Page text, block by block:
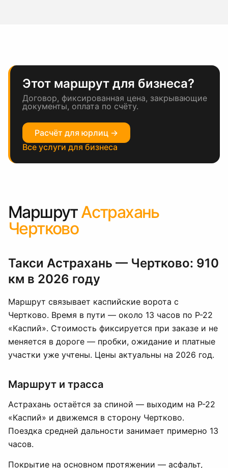
Этот маршрут для бизнеса?
Договор, фиксированная цена, закрывающие
документы, оплата по счёту.
Расчёт для юрлиц →
Все услуги для бизнеса
МаршрутАстрахань
Чертково
Такси Астрахань — Чертково: 910
км в 2026 году
Маршрут связывает каспийские ворота с
Чертково. Время в пути — около 13 часов по Р-22
«Каспий». Стоимость фиксируется при заказе и не
меняется в дороге — пробки, ожидание и платные
участки уже учтены. Цены актуальны на 2026 год.
Маршрут и трасса
Астрахань остаётся за спиной — выходим на Р-22
«Каспий» и движемся в сторону Чертково.
Поездка средней дальности занимает примерно 13
часов.
Покрытие на основном протяжении — асфальт,